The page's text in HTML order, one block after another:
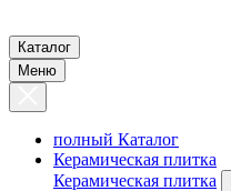
Каталог
Меню
полный Каталог
Керамическая плитка
Керамическая плитка